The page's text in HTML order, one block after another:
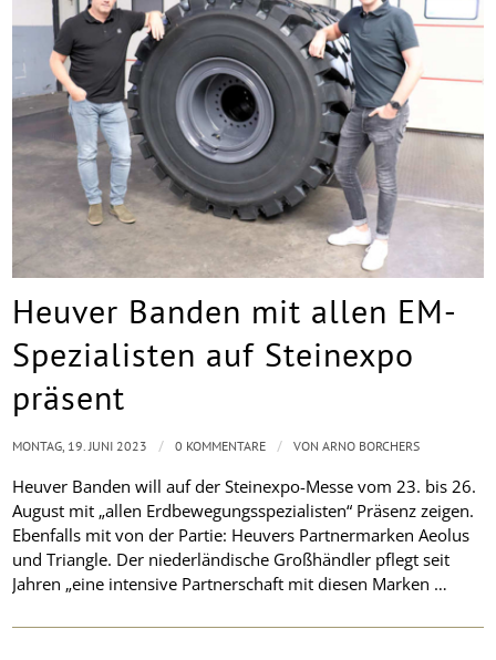
Heuver Banden mit allen EM-
Spezialisten auf Steinexpo
präsent
Heuver Banden will auf der Steinexpo-Messe vom 23. bis 26.
August mit „allen Erdbewegungsspezialisten“ Präsenz zeigen.
Ebenfalls mit von der Partie: Heuvers Partnermarken Aeolus
und Triangle. Der niederländische Großhändler pflegt seit
Jahren „eine intensive Partnerschaft mit diesen Marken …
MONTAG, 19. JUNI 2023 / 0 KOMMENTARE / VONARNO BORCHERS